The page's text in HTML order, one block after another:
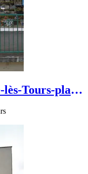
Tours-place